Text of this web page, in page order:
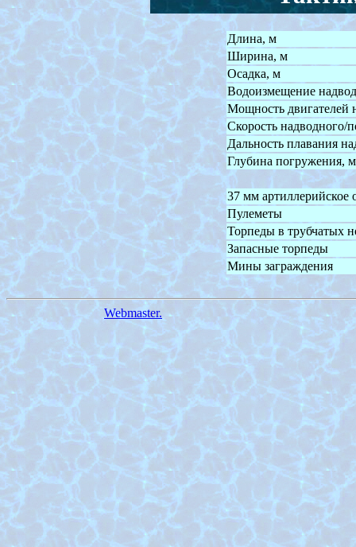
Длина, м
Ширина, м
Осадка, м
Водоизмещение
Мощность двигателей
Скорость надводного/
Дальность плавания
Глубина погружения, м
37 мм артиллерийское
Пулеметы
Торпеды в трубчатых
Запасные торпеды
Мины заграждения
Webmaster.